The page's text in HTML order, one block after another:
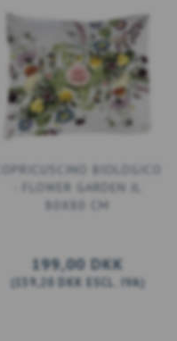
COPRICUSCINO BIOLOGICO
- FLOWER GARDEN JL
80X80 CM
199,00 DKK
( 159,20 DKK ESCL. IVA